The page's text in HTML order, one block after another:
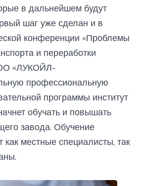
в дальнейшем будут
шаг уже сделан и в
конференции «Проблемы
и переработки
«ЛУКОЙЛ-
профессиональную
программы институт
обучать и повышать
завода. Обучение
местные специалисты, так